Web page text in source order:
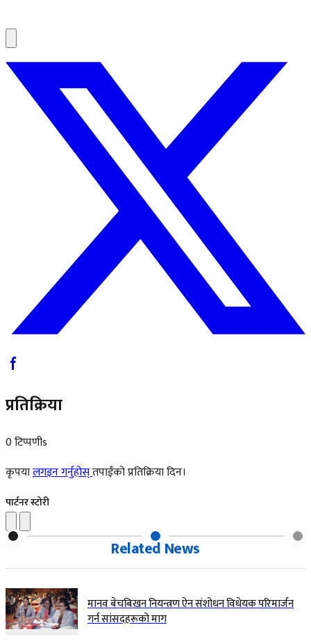
प्रतिक्रिया
0 टिप्पणीs
कृपयालगइन गर्नुहोस्तपाईंको प्रतिक्रिया दिन।
पार्टनर स्टोरी
Related News
मानव बेचबिखन नियन्त्रण ऐन संशोधन विधेयक परिमार्जन
गर्न सांसदहरूको माग